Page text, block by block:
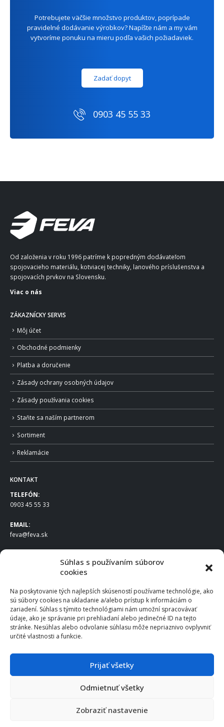
Súhlas s používaním súborov
cookies
Na poskytovanie tých najlepších skúseností používame technológie, ako
sú súbory cookies na ukladanie a/alebo prístup k informáciám o
zariadení. Súhlas s týmito technológiami nám umožní spracovávať
údaje, ako je správanie pri prehliadaní alebo jedinečné ID na tejto
stránke. Nesúhlas alebo odvolanie súhlasu môže nepriaznivo ovplyvniť
určité vlastnosti a funkcie.
Prijať všetky
Odmietnuť všetky
Zobraziť nastavenie
Potrebujete väčšie množstvo produktov, poprípade
pravidelné dodávanie výrobkov? Napíšte nám a my vám
vytvoríme ponuku na mieru podľa vašich požiadaviek.
Zadať dopyt
0903 45 55 33
Od založenia v roku 1996 patríme k popredným dodávateľom
spojovacieho materiálu, kotviacej techniky, lanového príslušenstva a
spojovacích prvkov na Slovensku.
Viac o nás
ZÁKAZNÍCKY SERVIS
Môj účet
Obchodné podmienky
Platba a doručenie
Zásady ochrany osobných údajov
Zásady používania cookies
Staňte sa naším partnerom
Sortiment
Reklamácie
KONTAKT
TELEFÓN:
0903 45 55 33
EMAIL:
feva@feva.sk
FEVA Slovakia SK s.r.o.
831 04 Bratislava
IČO: 50922688
DIČ: 2120539388
IČ DPH: SK2120539388
Po – Pia: 8:00 – 16:30